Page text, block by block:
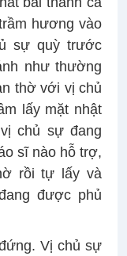
hương vào
sự quỳ trước
như thường
thờ với vị chủ
lấy mặt nhật
chủ sự đang
sĩ nào hỗ trợ,
rồi tự lấy và
được phủ
Vị chủ sự